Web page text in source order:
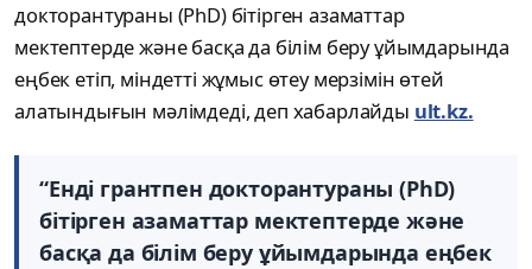
докторантураны (PhD) бітірген азаматтар
мектептерде және басқа да білім беру ұйымдарында
еңбек етіп, міндетті жұмыс өтеу мерзімін өтей
алатындығын мәлімдеді, деп хабарлайды ult.kz.
“Енді грантпен докторантураны (PhD)
бітірген азаматтар мектептерде және
басқа да білім беру ұйымдарында еңбек